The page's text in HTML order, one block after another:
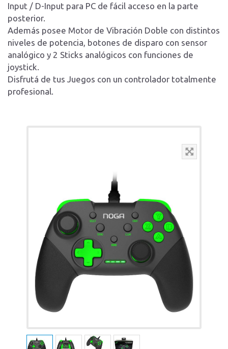
Input / D-Input para PC de fácil acceso en la parte
posterior.
Además posee Motor de Vibración Doble con distintos
niveles de potencia, botones de disparo con sensor
analógico y 2 Sticks analógicos con funciones de
joystick.
Disfrutá de tus Juegos con un controlador totalmente
profesional.